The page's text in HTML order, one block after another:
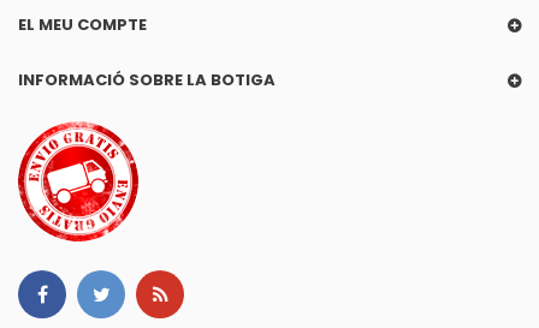
EL MEU COMPTE
INFORMACIÓ SOBRE LA BOTIGA